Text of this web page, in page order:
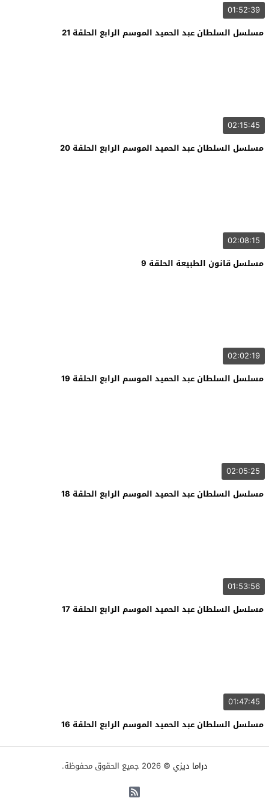
01:52:39
مسلسل السلطان عبد الحميد الموسم الرابع الحلقة 21
02:15:45
مسلسل السلطان عبد الحميد الموسم الرابع الحلقة 20
02:08:15
مسلسل قانون الطبيعة الحلقة 9
02:02:19
مسلسل السلطان عبد الحميد الموسم الرابع الحلقة 19
02:05:25
مسلسل السلطان عبد الحميد الموسم الرابع الحلقة 18
01:53:56
مسلسل السلطان عبد الحميد الموسم الرابع الحلقة 17
01:47:45
مسلسل السلطان عبد الحميد الموسم الرابع الحلقة 16
دراما ديزي © 2026 جميع الحقوق محفوظة.